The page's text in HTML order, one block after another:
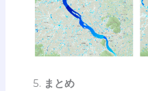
5. まとめ